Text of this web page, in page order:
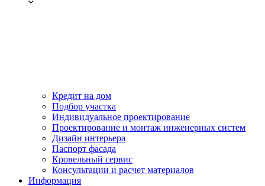
Кредит на дом
Подбор участка
Индивидуальное проектирование
Проектирование и монтаж инженерных систем
Дизайн интерьера
Паспорт фасада
Кровельный сервис
Консультации и расчет материалов
Информация